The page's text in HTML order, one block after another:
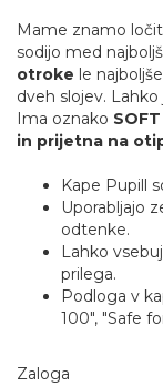
Mame znamo
sodijo med
otroke le
dveh slojev.
Ima oznako
in prijetna na
Kape Pupill
Uporabljajo
odtenke.
Lahko
prilega.
Podloga v
100", "Safe
Zaloga